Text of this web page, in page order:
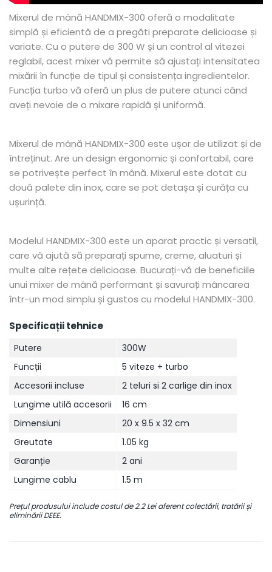
Mixerul de mână HANDMIX-300 oferă o modalitate
simplă și eficientă de a pregăti preparate delicioase și
variate. Cu o putere de 300 W și un control al vitezei
reglabil, acest mixer vă permite să ajustați intensitatea
mixării în funcție de tipul și consistența ingredientelor.
Funcția turbo vă oferă un plus de putere atunci când
aveți nevoie de o mixare rapidă și uniformă.
Mixerul de mână HANDMIX-300 este ușor de utilizat și de
întreținut. Are un design ergonomic și confortabil, care
se potrivește perfect în mână. Mixerul este dotat cu
două palete din inox, care se pot detașa și curăța cu
ușurință.
Modelul HANDMIX-300 este un aparat practic și versatil,
care vă ajută să preparați spume, creme, aluaturi și
multe alte rețete delicioase. Bucurați-vă de beneficiile
unui mixer de mână performant și savurați mâncarea
într-un mod simplu și gustos cu modelul HANDMIX-300.
Specificații tehnice
Putere
300W
Funcții
5 viteze + turbo
Accesorii incluse
2 teluri si 2 carlige din inox
Lungime utilă accesorii
16 cm
Dimensiuni
20 x 9.5 x 32 cm
Greutate
1.05 kg
Garanție
2 ani
Lungime cablu
1.5 m
Prețul produsului include costul de 2.2 Lei aferent colectării, tratării și
eliminării DEEE.